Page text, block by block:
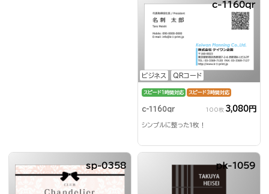
ビジネス QRコード
c-1160qr
スピード1時間対応 スピード3時間対応
c-1160qr 100枚 3,080円
シンプルに整った1枚！
sp-0358 pk-1059